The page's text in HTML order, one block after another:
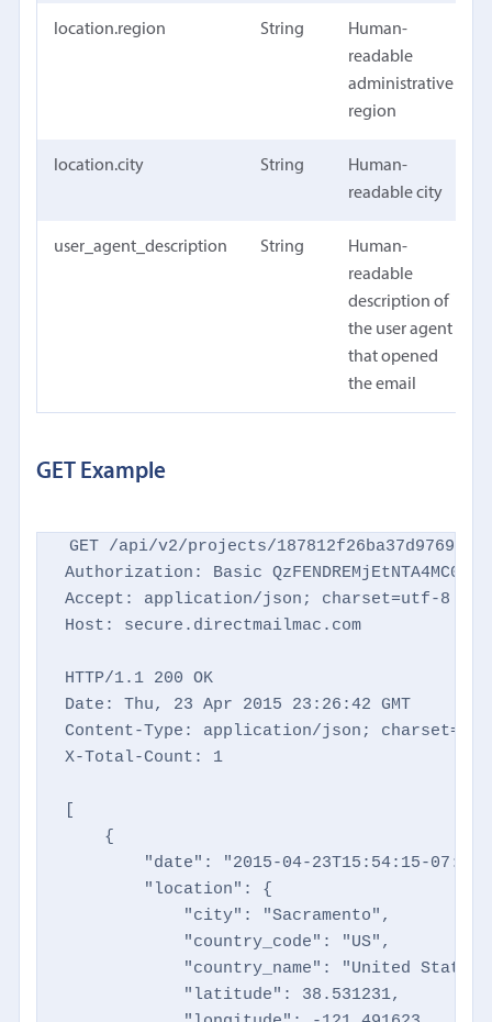
location.region String
Human-
readable
administrative
region
location.city String
Human-
readable city
user_agent_description String
Human-
readable
description of
the user agent
that opened
the email
GET Example
GET /api/v2/projects/
Authorization: Basic
Accept: application/json; charset=utf-8
Host: secure.directmailmac.com
HTTP/1.1 200 OK
Date: Thu, 23 Apr 2015 23:26:42 GMT
Content-Type: application/json;
X-Total-Count: 1
[
    {
"date": "2015-04-23T15:54:15-
        "location": {
            "city": "Sacramento",
            "country_code": "US",
"country_name": "United
            "latitude": 38.531231,